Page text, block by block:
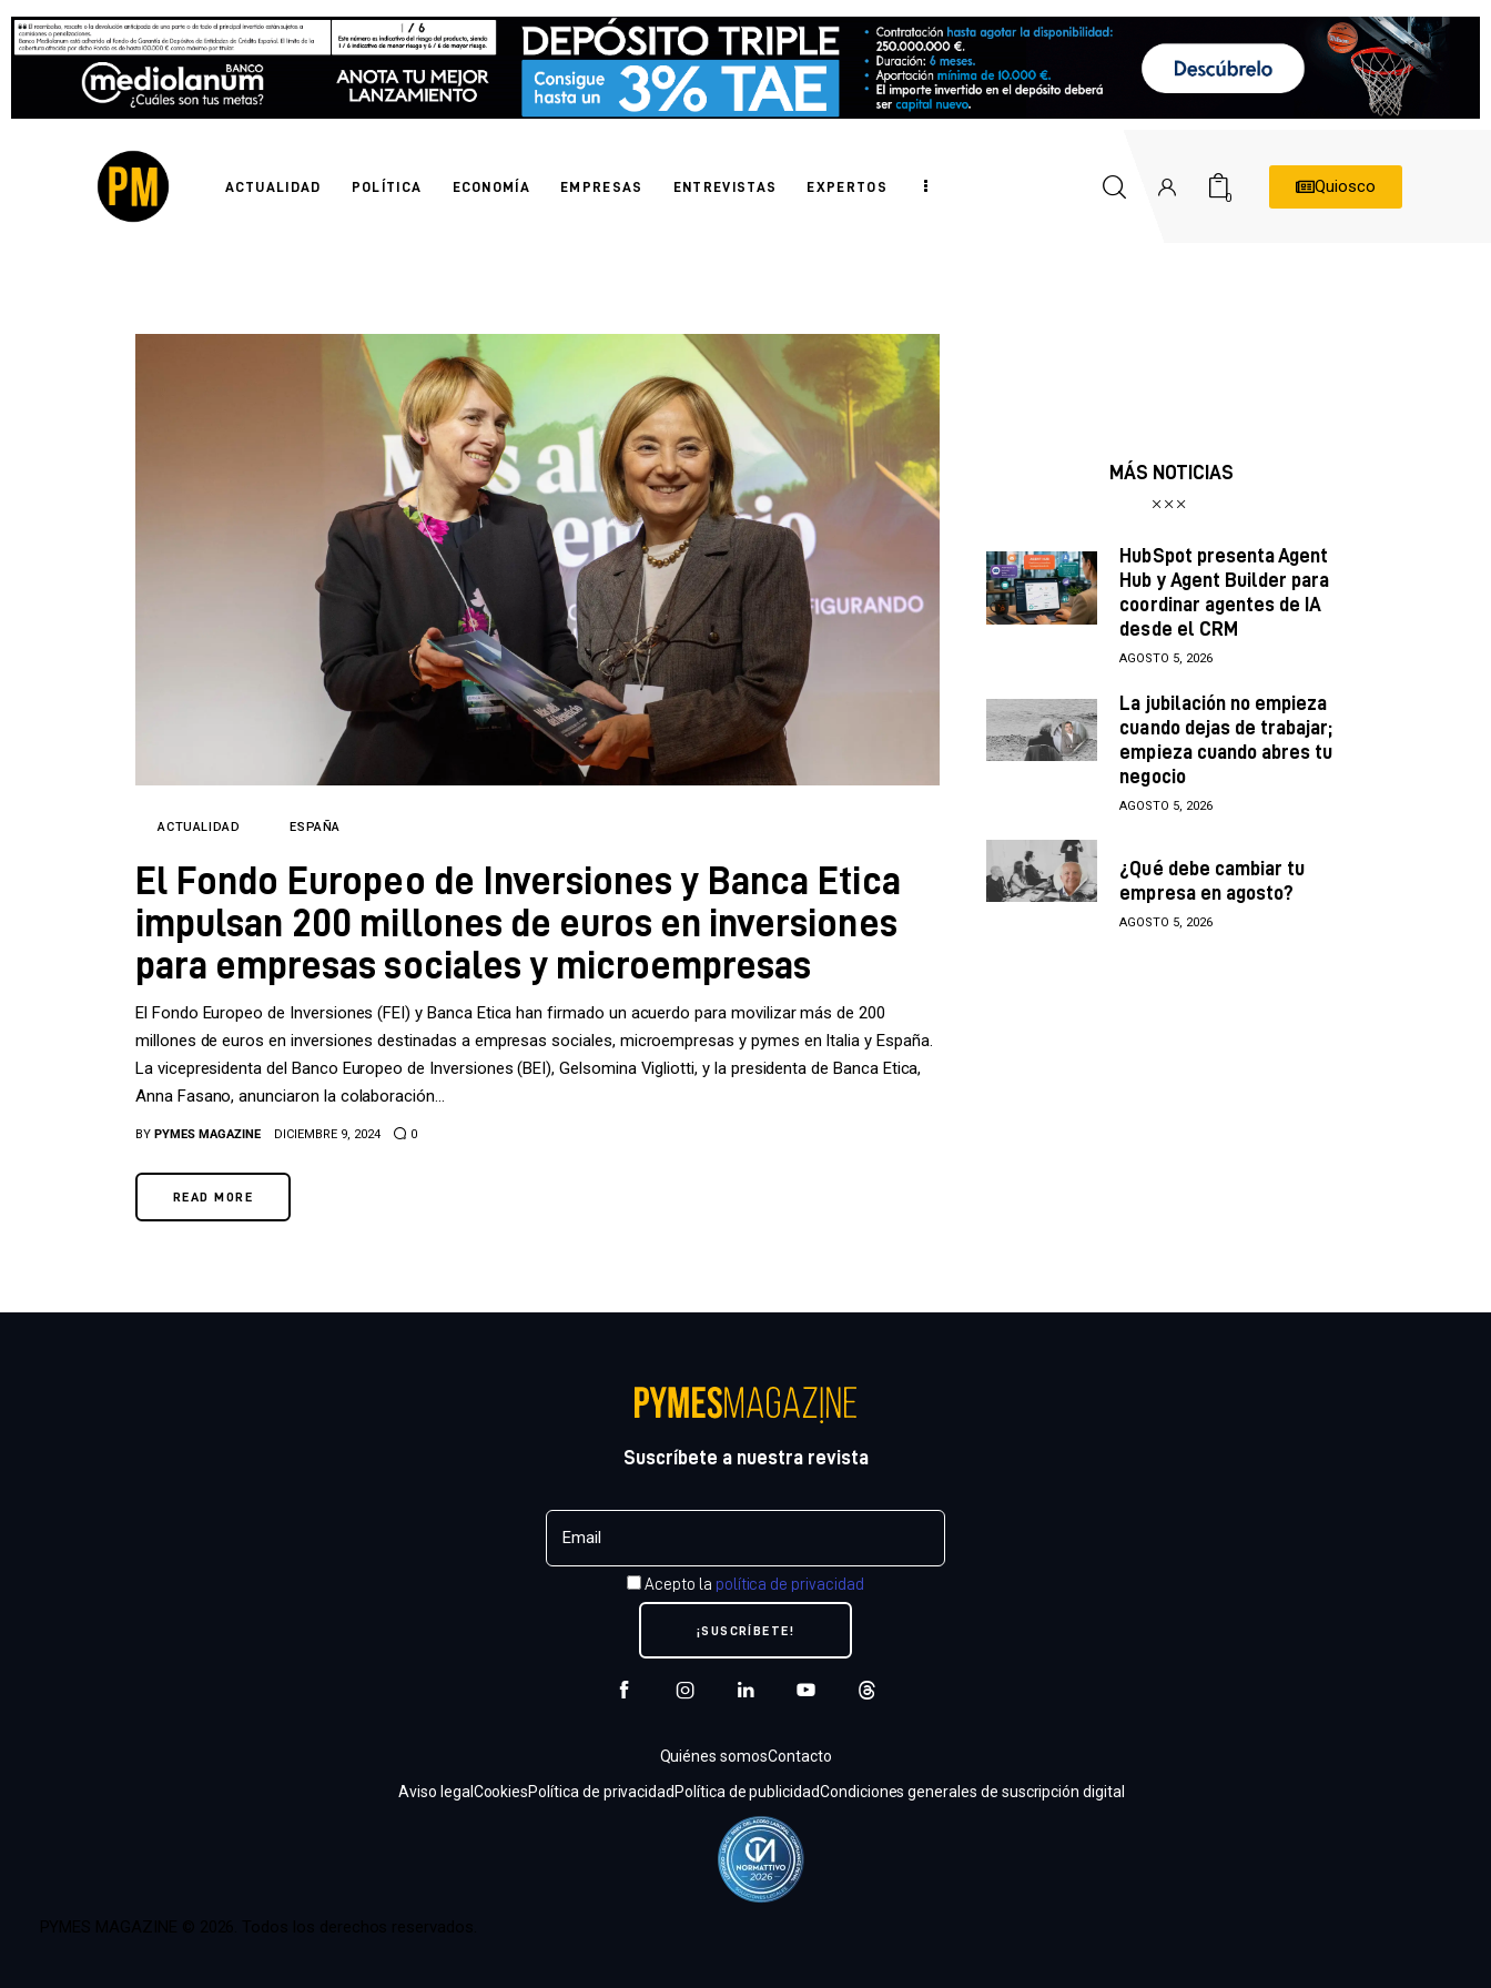
ACTUALIDAD POLÍTICA ECONOMÍA EMPRESAS ENTREVISTAS EXPERTOS
0
Quiosco
Actualidad
ACTUALIDAD ESPAÑA
El Fondo Europeo de Inversiones y Banca Etica
impulsan 200 millones de euros en inversiones
para empresas sociales y microempresas
El Fondo Europeo de Inversiones (FEI) y Banca Etica han firmado un acuerdo para movilizar más de 200
millones de euros en inversiones destinadas a empresas sociales, microempresas y pymes en Italia y España.
La vicepresidenta del Banco Europeo de Inversiones (BEI), Gelsomina Vigliotti, y la presidenta de Banca Etica,
Anna Fasano, anunciaron la colaboración…
BY PYMES MAGAZINE DICIEMBRE 9, 2024 0
READ MORE
MÁS NOTICIAS
HubSpot presenta Agent
Hub y Agent Builder para
coordinar agentes de IA
desde el CRM
AGOSTO 5, 2026
La jubilación no empieza
cuando dejas de trabajar;
empieza cuando abres tu
negocio
AGOSTO 5, 2026
¿Qué debe cambiar tu
empresa en agosto?
AGOSTO 5, 2026
Suscríbete a nuestra revista
Acepto la política de privacidad
Quiénes somosContacto
Aviso legalCookiesPolítica de privacidadPolítica de publicidadCondiciones generales de suscripción digital